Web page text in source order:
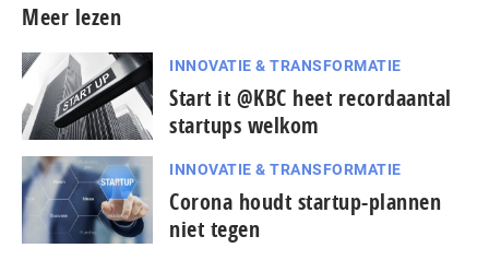
Meer lezen
INNOVATIE & TRANSFORMATIE
Start it @KBC heet recordaantal
startups welkom
INNOVATIE & TRANSFORMATIE
Corona houdt startup-plannen
niet tegen